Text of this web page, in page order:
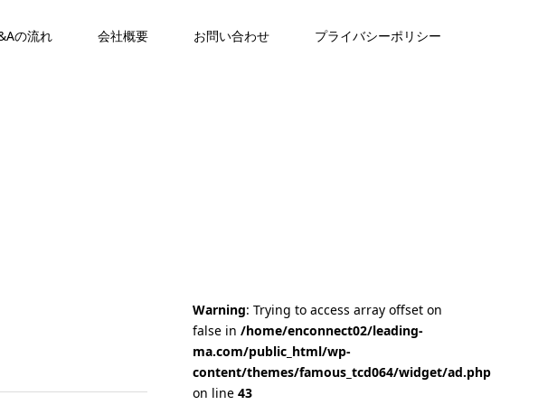
の流れ 会社概要 お問い合わせ プライバシーポリシー
Warning: Trying to access array offset on
false in /home/enconnect02/leading-
ma.com/public_html/wp-
content/themes/famous_tcd064/widget/ad.php
on line 43